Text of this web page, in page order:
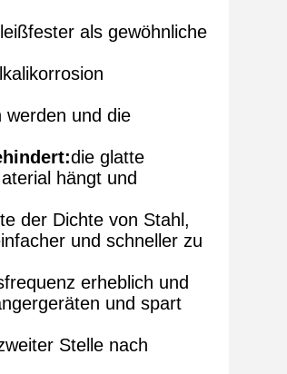
als gewöhnliche
werden und die
die glatte
hängt und
der Dichte von Stahl,
und schneller zu
erheblich und
und spart
Stelle nach